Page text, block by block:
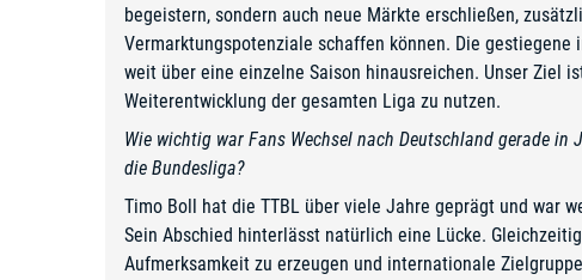
begeistern, sondern auch neue Märkte erschließen,
Vermarktungspotenziale schaffen können. Die
weit über eine einzelne Saison hinausreichen. Unser Ziel
Weiterentwicklung der gesamten Liga zu nutzen.
Wie wichtig war Fans Wechsel nach Deutschland gerade
die Bundesliga?
Timo Boll hat die TTBL über viele Jahre geprägt und war
Sein Abschied hinterlässt natürlich eine Lücke.
Aufmerksamkeit zu erzeugen und internationale